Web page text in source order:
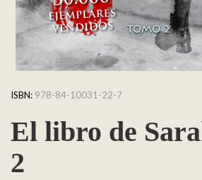
ISBN: 978-84-10031-22-7
El libro de
2